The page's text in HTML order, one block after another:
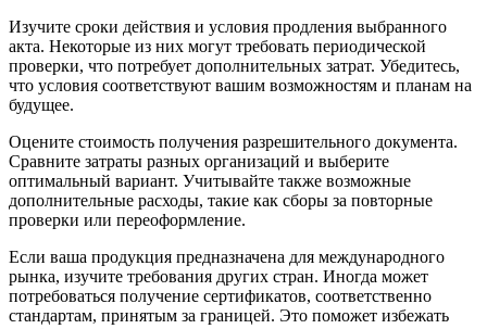
Изучите сроки действия и условия продления выбранного
акта. Некоторые из них могут требовать периодической
проверки, что потребует дополнительных затрат. Убедитесь,
что условия соответствуют вашим возможностям и планам на
будущее.
Оцените стоимость получения разрешительного документа.
Сравните затраты разных организаций и выберите
оптимальный вариант. Учитывайте также возможные
дополнительные расходы, такие как сборы за повторные
проверки или переоформление.
Если ваша продукция предназначена для международного
рынка, изучите требования других стран. Иногда может
потребоваться получение сертификатов, соответственно
стандартам, принятым за границей. Это поможет избежать